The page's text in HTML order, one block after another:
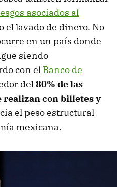
asociados al
el lavado de dinero. No
en un país donde
siendo
con el Banco de
del80% de las
realizan con billetes y
el peso estructural
mexicana.